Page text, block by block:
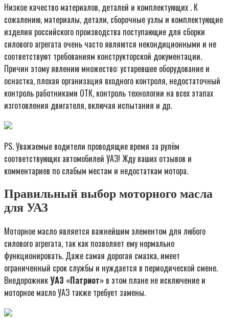
Низкое качество материалов, деталей и комплектующих . К
сожалению, материалы, детали, сборочные узлы и комплектующие
изделия российского производства поступающие для сборки
силового агрегата очень часто являются некондиционными и не
соответствуют требованиям конструкторской документации.
Причин этому явлению множество: устаревшее оборудование и
оснастка, плохая организация входного контроля, недостаточный
контроль работниками ОТК, контроль технологии на всех этапах
изготовления двигателя, включая испытания и др.
PS. Уважаемые водители проводящие время за рулём
соответствующих автомобилей УАЗ! Жду ваших отзывов и
комментариев по слабым местам и недостаткам мотора.
Правильный выбор моторного масла
для УАЗ
Моторное масло является важнейшим элементом для любого
силового агрегата, так как позволяет ему нормально
функционировать. Даже самая дорогая смазка, имеет
ограниченный срок службы и нуждается в периодической смене.
ВнедорожникУАЗ «Патриот» в этом плане не исключение и
моторное масло УАЗ также требует замены.